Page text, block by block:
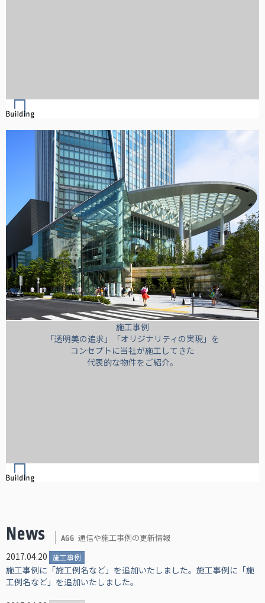
施工事例
「透明美の追求」「オリジナリティの実現」を
コンセプトに当社が施工してきた
代表的な物件をご紹介。
News AGG 通信や施工事例の更新情報
2017.04.20 施工事例
施工事例に「施工例名など」を追加いたしました。施工事例に「施
工例名など」を追加いたしました。